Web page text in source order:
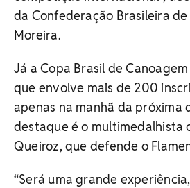
da Confederação Brasileira de
Moreira.
Já a Copa Brasil de
que envolve mais de 200
apenas na manhã da próxima
destaque é o multimedalhista
Queiroz, que defende o
“Será uma grande